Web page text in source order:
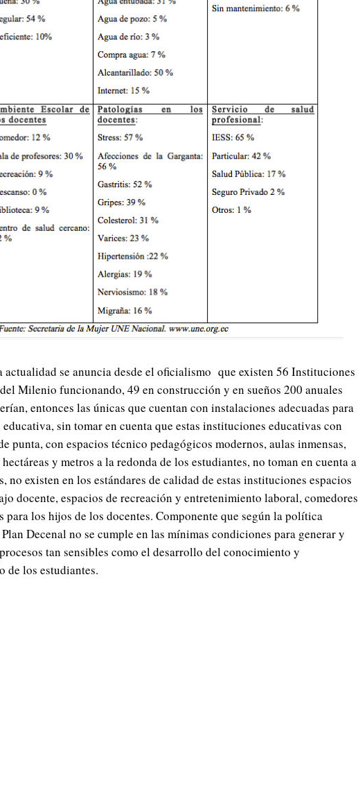
actualidad se anuncia desde el oficialismo que existen 56 Instituciones
Milenio funcionando, 49 en construcción y en sueños 200 anuales
entonces las únicas que cuentan con instalaciones adecuadas para
sin tomar en cuenta que estas instituciones educativas con
punta, con espacios técnico pedagógicos modernos, aulas inmensas,
y metros a la redonda de los estudiantes, no toman en cuenta a
no existen en los estándares de calidad de estas instituciones espacios
docente, espacios de recreación y entretenimiento laboral, comedores
para los hijos de los docentes. Componente que según la política
Decenal no se cumple en las mínimas condiciones para generar y
tan sensibles como el desarrollo del conocimiento y
de los estudiantes.